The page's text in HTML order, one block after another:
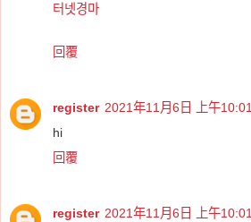
터넷경마
回覆
register 2021年11月6日 上午10:01
hi
回覆
register 2021年11月6日 上午10:01